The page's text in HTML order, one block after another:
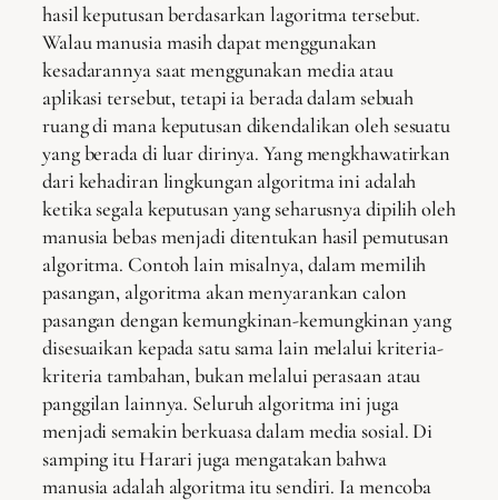
hasil keputusan berdasarkan lagoritma tersebut.
Walau manusia masih dapat menggunakan
kesadarannya saat menggunakan media atau
aplikasi tersebut, tetapi ia berada dalam sebuah
ruang di mana keputusan dikendalikan oleh sesuatu
yang berada di luar dirinya. Yang mengkhawatirkan
dari kehadiran lingkungan algoritma ini adalah
ketika segala keputusan yang seharusnya dipilih oleh
manusia bebas menjadi ditentukan hasil pemutusan
algoritma. Contoh lain misalnya, dalam memilih
pasangan, algoritma akan menyarankan calon
pasangan dengan kemungkinan-kemungkinan yang
disesuaikan kepada satu sama lain melalui kriteria-
kriteria tambahan, bukan melalui perasaan atau
panggilan lainnya. Seluruh algoritma ini juga
menjadi semakin berkuasa dalam media sosial. Di
samping itu Harari juga mengatakan bahwa
manusia adalah algoritma itu sendiri. Ia mencoba